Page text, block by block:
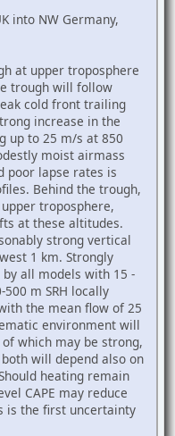
into NW Germany,
at upper troposphere
trough will follow
cold front trailing
increase in the
up to 25 m/s at 850
moist airmass
poor lapse rates is
Behind the trough,
troposphere,
at these altitudes.
strong vertical
1 km. Strongly
all models with 15 -
m SRH locally
the mean flow of 25
environment will
which may be strong,
will depend also on
heating remain
CAPE may reduce
is the first uncertainty